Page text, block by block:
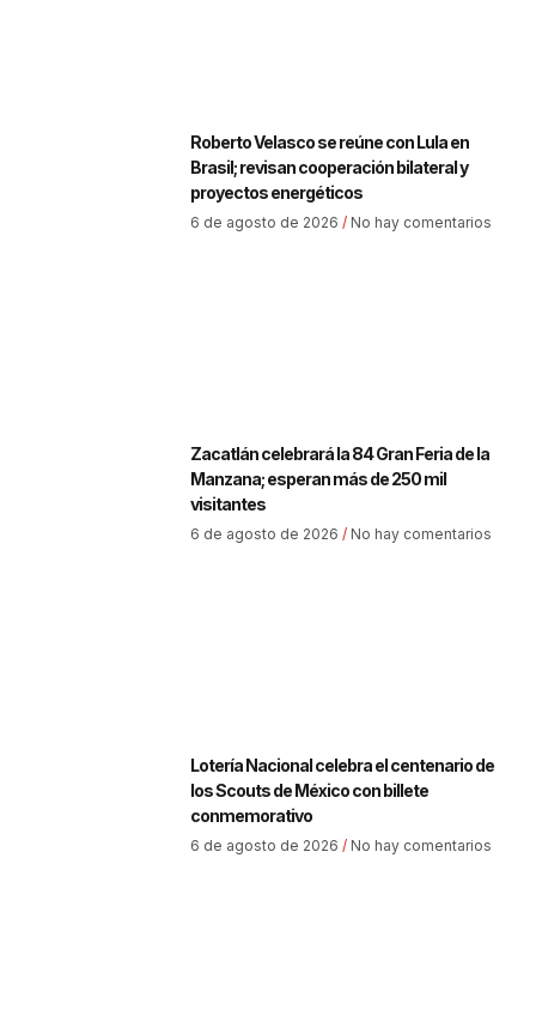
Roberto Velasco se reúne con Lula en
Brasil; revisan cooperación bilateral y
proyectos energéticos
6 de agosto de 2026 No hay comentarios
Zacatlán celebrará la 84 Gran Feria de la
Manzana; esperan más de 250 mil
visitantes
6 de agosto de 2026 No hay comentarios
Lotería Nacional celebra el centenario de
los Scouts de México con billete
conmemorativo
6 de agosto de 2026 No hay comentarios